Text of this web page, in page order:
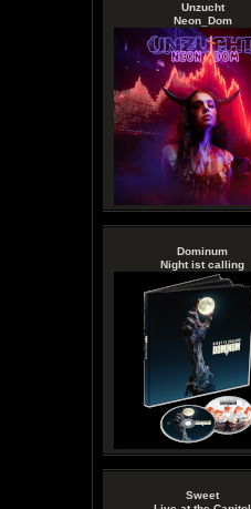
Unzucht
Neon_Dom
Dominum
Night ist calling
Sweet